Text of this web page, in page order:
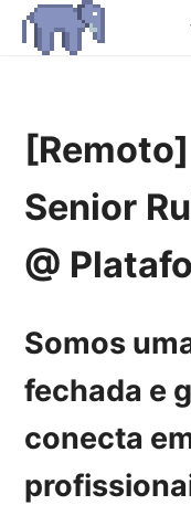
Senior
@
Somos
fechada e
conecta